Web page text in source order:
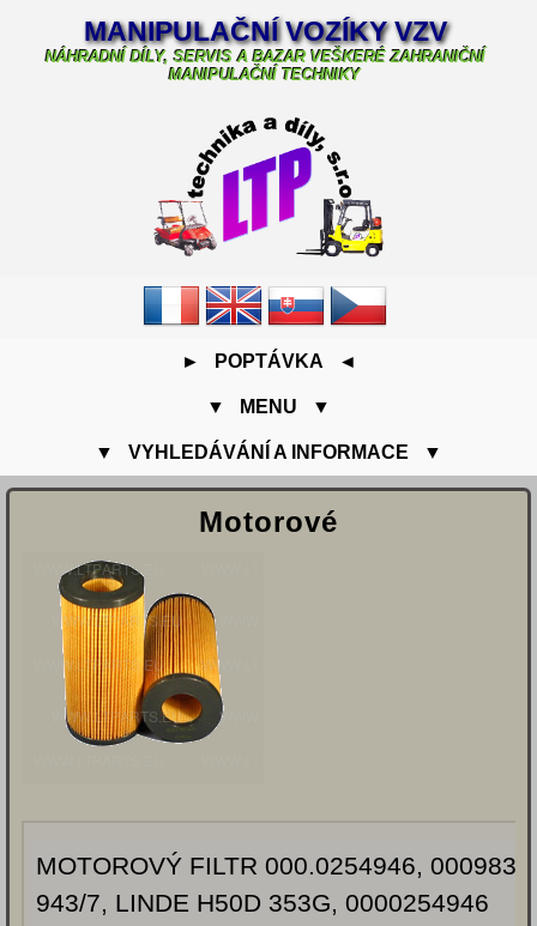
MANIPULAČNÍ VOZÍKY VZV
NÁHRADNÍ DÍLY, SERVIS A BAZAR VEŠKERÉ ZAHRANIČNÍ
MANIPULAČNÍ TECHNIKY
► POPTÁVKA ◄
▼ MENU ▼
▼ VYHLEDÁVÁNÍ A INFORMACE ▼
Motorové
MOTOROVÝ FILTR 000.0254946,
943/7, LINDE H50D 353G, 0000254946